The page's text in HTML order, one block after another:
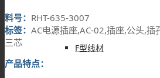
F型线材
料号： RHT-635-3007
标签： AC电源插座,AC-02,插座,公头,插
三芯
产品特点：